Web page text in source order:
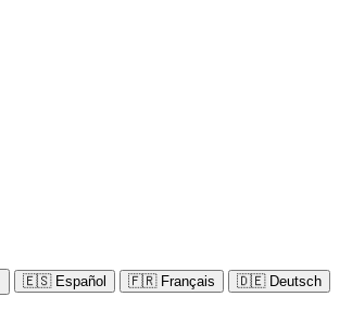
🇪🇸 Español 🇫🇷 Français 🇩🇪 Deutsch